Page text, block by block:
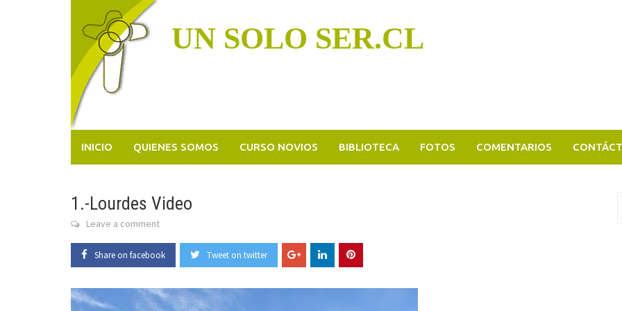
UN SOLO SER.CL
INICIO QUIENES SOMOS CURSO NOVIOS BIBLIOTECA FOTOS COMENTARIOS
1.-Lourdes Video
Leave a comment
Share on facebook Tweet on twitter